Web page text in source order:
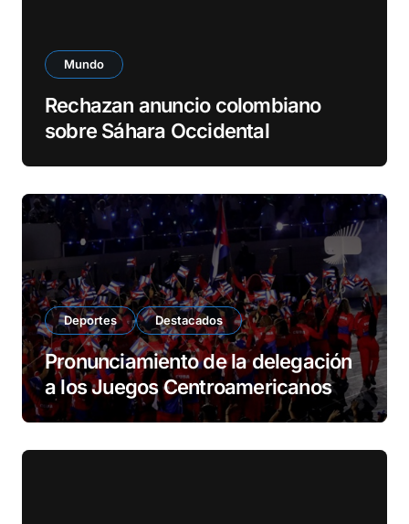
Mundo
Rechazan anuncio colombiano
sobre Sáhara Occidental
Deportes Destacados
Pronunciamiento de la delegación
a los Juegos Centroamericanos